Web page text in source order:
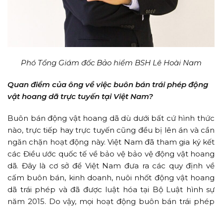
Phó Tổng Giám đốc Bảo hiểm BSH Lê Hoài Nam
Quan điểm của ông về việc buôn bán trái phép động
vật hoang dã trực tuyến tại Việt Nam?
Buôn bán động vật hoang dã dù dưới bất cứ hình thức
nào, trực tiếp hay trực tuyến cũng đều bị lên án và cần
ngăn chặn hoạt động này. Việt Nam đã tham gia ký kết
các Điều ước quốc tế về bảo vệ bảo vệ động vật hoang
dã. Đây là cơ sở để Việt Nam đưa ra các quy định về
cấm buôn bán, kinh doanh, nuôi nhốt động vật hoang
dã trái phép và đã được luật hóa tại Bộ Luật hình sự
năm 2015. Do vậy, mọi hoạt động buôn bán trái phép